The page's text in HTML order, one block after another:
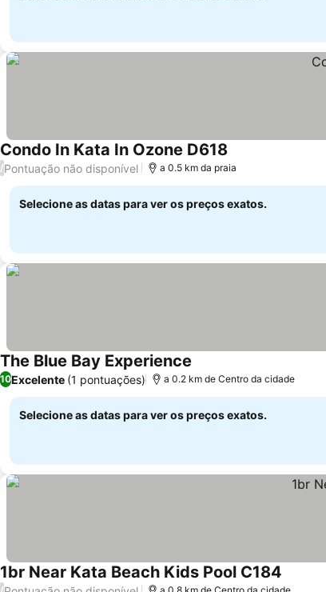
Condo In Kata In Ozone D618
/Pontuação não disponível a 0.5 km da praia
Selecione as datas para ver os preços exatos.
The Blue Bay Experience
10Excelente (1 pontuações) a 0.2 km de Centro da cidade
Selecione as datas para ver os preços exatos.
1br Near Kata Beach Kids Pool C184